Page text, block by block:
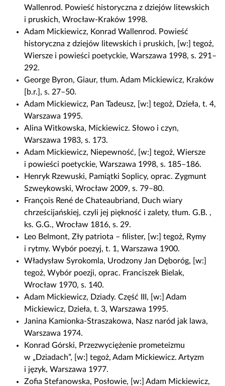
Wallenrod. Powieść historyczna z dziejów litewskich
i pruskich, Wrocław-Kraków 1998.
Adam Mickiewicz, Konrad Wallenrod. Powieść
historyczna z dziejów litewskich i pruskich, [w:] tegoż,
Wiersze i powieści poetyckie, Warszawa 1998, s. 291–
292.
George Byron, Giaur, tłum. Adam Mickiewicz, Kraków
[b.r.], s. 27–50.
Adam Mickiewicz, Pan Tadeusz, [w:] tegoż, Dzieła, t. 4,
Warszawa 1995.
Alina Witkowska, Mickiewicz. Słowo i czyn,
Warszawa 1983, s. 173.
Adam Mickiewicz, Niepewność, [w:] tegoż, Wiersze
i powieści poetyckie, Warszawa 1998, s. 185–186.
Henryk Rzewuski, Pamiątki Soplicy, oprac. Zygmunt
Szweykowski, Wrocław 2009, s. 79–80.
François René de Chateaubriand, Duch wiary
chrześcijańskiej, czyli jej piękność i zalety, tłum. G.B. ,
ks. G.G., Wrocław 1816, s. 29.
Leo Belmont, Zły patriota – filister, [w:] tegoż, Rymy
i rytmy. Wybór poezyj, t. 1, Warszawa 1900.
Władysław Syrokomla, Urodzony Jan Dęboróg, [w:]
tegoż, Wybór poezji, oprac. Franciszek Bielak,
Wrocław 1970, s. 140.
Adam Mickiewicz, Dziady. Część III, [w:] Adam
Mickiewicz, Dzieła, t. 3, Warszawa 1995.
Janina Kamionka-Straszakowa, Nasz naród jak lawa,
Warszawa 1974.
Konrad Górski, Przezwyciężenie prometeizmu
w „Dziadach”, [w:] tegoż, Adam Mickiewicz. Artyzm
i język, Warszawa 1977.
Zofia Stefanowska, Posłowie, [w:] Adam Mickiewicz,